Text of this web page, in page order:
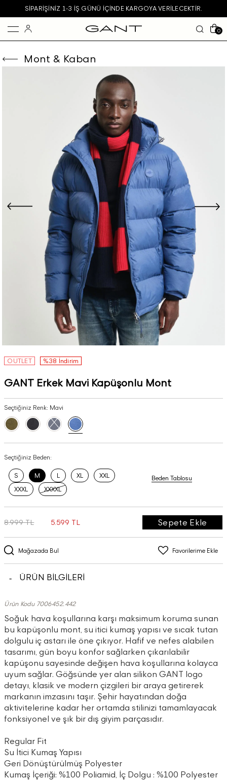
SIPARIŞINIZ 1-3 IŞ GÜNÜ IÇINDE KARGOYA VERILECEKTIR.
0
Mont & Kaban
OUTLET %38 İndirim
GANT Erkek Mavi Kapüşonlu Mont
Seçtiğiniz Renk: Mavi
Seçtiğiniz Beden:
S M L XL
XXL
XXXL
XXXXL
Beden Tablosu
Mağazada Bul Favorilerime Ekle
8.999 TL 5.599 TL Sepete Ekle
ÜRÜN BİLGİLERİ
Ürün Kodu 7006452.442
Soğuk hava koşullarına karşı maksimum koruma sunan
bu kapüşonlu mont, su itici kumaş yapısı ve sıcak tutan
dolgulu iç astarı ile öne çıkıyor. Hafif ve nefes alabilen
tasarımı, gün boyu konfor sağlarken çıkarılabilir
kapüşonu sayesinde değişen hava koşullarına kolayca
uyum sağlar. Göğsünde yer alan silikon GANT logo
detayı, klasik ve modern çizgileri bir araya getirerek
markanın imzasını taşır. Şehir hayatından doğa
aktivitelerine kadar her ortamda stilinizi tamamlayacak
fonksiyonel ve şık bir dış giyim parçasıdır.
Regular Fit
Su İtici Kumaş Yapısı
Geri Dönüştürülmüş Polyester
Kumaş İçeriği: %100 Poliamid, İç Dolgu : %100 Polyester